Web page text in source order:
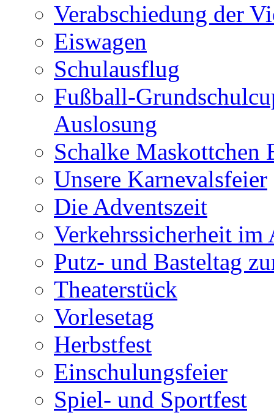
Verabschiedung der
Eiswagen
Schulausflug
Fußball-
Auslosung
Schalke Maskottchen
Unsere Karnevalsfeier
Die Adventszeit
Verkehrssicherheit im
Putz- und Basteltag
Theaterstück
Vorlesetag
Herbstfest
Einschulungsfeier
Spiel- und Sportfest